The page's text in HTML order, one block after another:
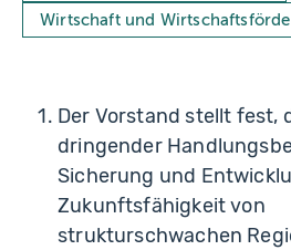
Wirtschaft und
Der Vorstand stellt fest,
dringender
Sicherung und
Zukunftsfähigkeit von
strukturschwachen